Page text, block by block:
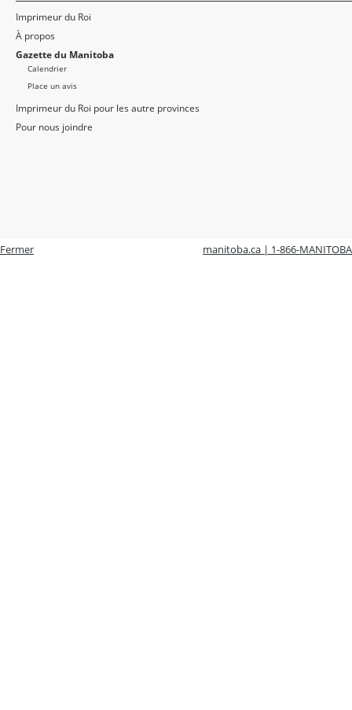
Imprimeur du Roi
À propos
Gazette du Manitoba
Calendrier
Place un avis
Imprimeur du Roi pour les autre provinces
Pour nous joindre
Fermer manitoba.ca | 1-866-MANITOBA